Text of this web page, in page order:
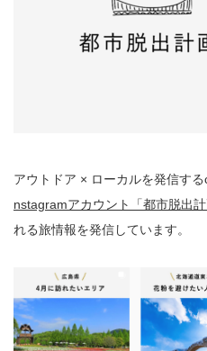
アウトドア × ローカルを発信す
nstagramアカウント「都市脱出計
れる旅情報を発信しています。